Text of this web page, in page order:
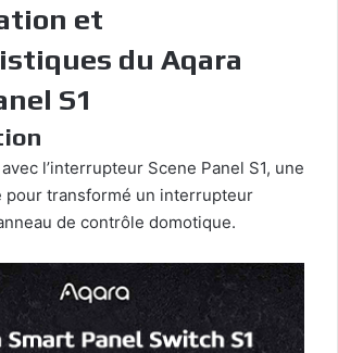
et
du Aqara
S1
l’interrupteur Scene Panel S1, une
pour transformé un interrupteur
de contrôle domotique.